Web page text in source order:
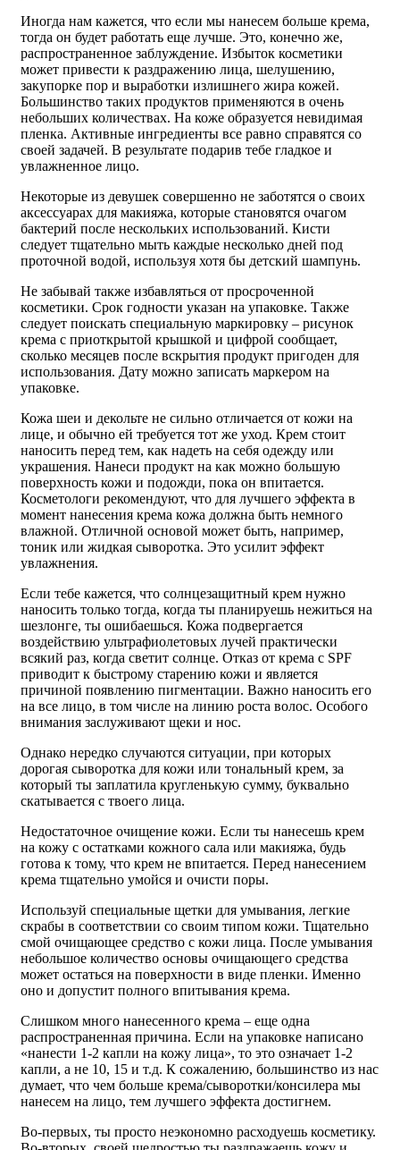
Иногда нам кажется, что если мы нанесем больше крема,
тогда он будет работать еще лучше. Это, конечно же,
распространенное заблуждение. Избыток косметики
может привести к раздражению лица, шелушению,
закупорке пор и выработки излишнего жира кожей.
Большинство таких продуктов применяются в очень
небольших количествах. На коже образуется невидимая
пленка. Активные ингредиенты все равно справятся со
своей задачей. В результате подарив тебе гладкое и
увлажненное лицо.
Некоторые из девушек совершенно не заботятся о своих
аксессуарах для макияжа, которые становятся очагом
бактерий после нескольких использований. Кисти
следует тщательно мыть каждые несколько дней под
проточной водой, используя хотя бы детский шампунь.
Не забывай также избавляться от просроченной
косметики. Срок годности указан на упаковке. Также
следует поискать специальную маркировку – рисунок
крема с приоткрытой крышкой и цифрой сообщает,
сколько месяцев после вскрытия продукт пригоден для
использования. Дату можно записать маркером на
упаковке.
Кожа шеи и декольте не сильно отличается от кожи на
лице, и обычно ей требуется тот же уход. Крем стоит
наносить перед тем, как надеть на себя одежду или
украшения. Нанеси продукт на как можно большую
поверхность кожи и подожди, пока он впитается.
Косметологи рекомендуют, что для лучшего эффекта в
момент нанесения крема кожа должна быть немного
влажной. Отличной основой может быть, например,
тоник или жидкая сыворотка. Это усилит эффект
увлажнения.
Если тебе кажется, что солнцезащитный крем нужно
наносить только тогда, когда ты планируешь нежиться на
шезлонге, ты ошибаешься. Кожа подвергается
воздействию ультрафиолетовых лучей практически
всякий раз, когда светит солнце. Отказ от крема с SPF
приводит к быстрому старению кожи и является
причиной появлению пигментации. Важно наносить его
на все лицо, в том числе на линию роста волос. Особого
внимания заслуживают щеки и нос.
Однако нередко случаются ситуации, при которых
дорогая сыворотка для кожи или тональный крем, за
который ты заплатила кругленькую сумму, буквально
скатывается с твоего лица.
Недостаточное очищение кожи. Если ты нанесешь крем
на кожу с остатками кожного сала или макияжа, будь
готова к тому, что крем не впитается. Перед нанесением
крема тщательно умойся и очисти поры.
Используй специальные щетки для умывания, легкие
скрабы в соответствии со своим типом кожи. Тщательно
смой очищающее средство с кожи лица. После умывания
небольшое количество основы очищающего средства
может остаться на поверхности в виде пленки. Именно
оно и допустит полного впитывания крема.
Слишком много нанесенного крема – еще одна
распространенная причина. Если на упаковке написано
«нанести 1-2 капли на кожу лица», то это означает 1-2
капли, а не 10, 15 и т.д. К сожалению, большинство из нас
думает, что чем больше крема/сыворотки/консилера мы
нанесем на лицо, тем лучшего эффекта достигнем.
Во-первых, ты просто неэкономно расходуешь косметику.